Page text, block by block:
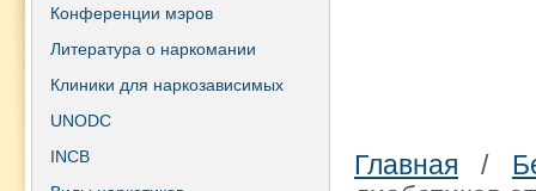
Конференции мэров
Литература о наркомании
Клиники для наркозависимых
UNODC
INCB
Главная /